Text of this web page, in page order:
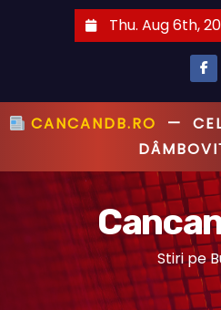
Thu. Aug 6th,
CANCANDB.RO—
PRIMUL CU
Stiri pe